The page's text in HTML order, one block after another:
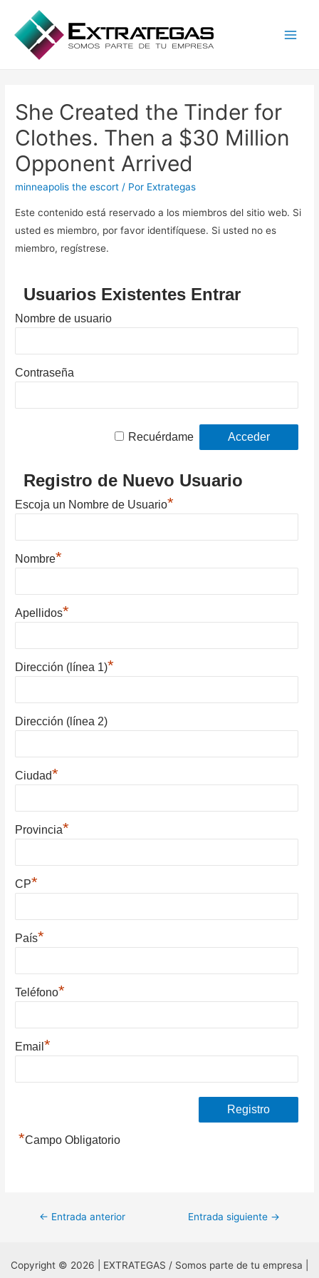
She Created the Tinder for
Clothes. Then a $30 Million
Opponent Arrived
minneapolis the escort / Por Extrategas
Este contenido está reservado a los miembros del sitio web. Si
usted es miembro, por favor identifíquese. Si usted no es
miembro, regístrese.
Usuarios Existentes Entrar
Nombre de usuario
Contraseña
Recuérdame
Registro de Nuevo Usuario
Escoja un Nombre de Usuario*
Nombre*
Apellidos*
Dirección (línea 1)*
Dirección (línea 2)
Ciudad*
Provincia*
CP*
País*
Teléfono*
Email*
*Campo Obligatorio
Navegación
entradas
← Entrada anterior Entrada siguiente →
Copyright © 2026 | EXTRATEGAS / Somos parte de tu empresa |